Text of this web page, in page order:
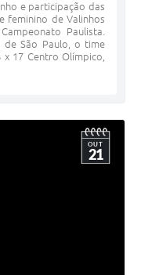
e participação das
feminino de Valinhos
Paulista.
de São Paulo, o time
17 Centro Olímpico,
OUT
21